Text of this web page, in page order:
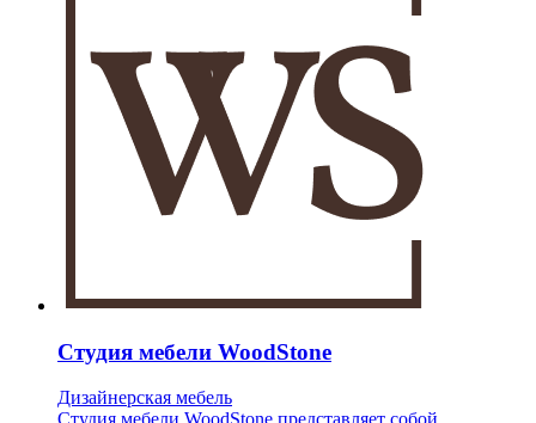
Студия мебели WoodStone
Дизайнерская мебель